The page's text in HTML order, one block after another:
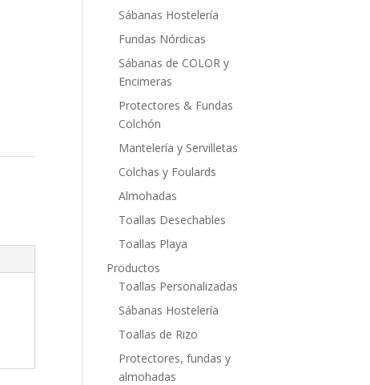
Sábanas Hostelería
Fundas Nórdicas
Sábanas de COLOR y
Encimeras
Protectores & Fundas
Colchón
Mantelería y Servilletas
Colchas y Foulards
Almohadas
Toallas Desechables
Toallas Playa
Productos
Toallas Personalizadas
Sábanas Hostelería
Toallas de Rizo
Protectores, fundas y
almohadas